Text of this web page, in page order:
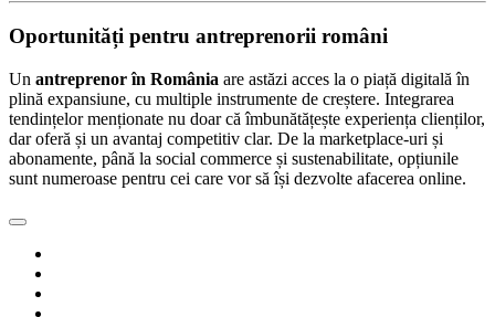
Oportunități pentru antreprenorii români
Un antreprenor în România are astăzi acces la o piață digitală în
plină expansiune, cu multiple instrumente de creștere. Integrarea
tendințelor menționate nu doar că îmbunătățește experiența clienților,
dar oferă și un avantaj competitiv clar. De la marketplace-uri și
abonamente, până la social commerce și sustenabilitate, opțiunile
sunt numeroase pentru cei care vor să își dezvolte afacerea online.